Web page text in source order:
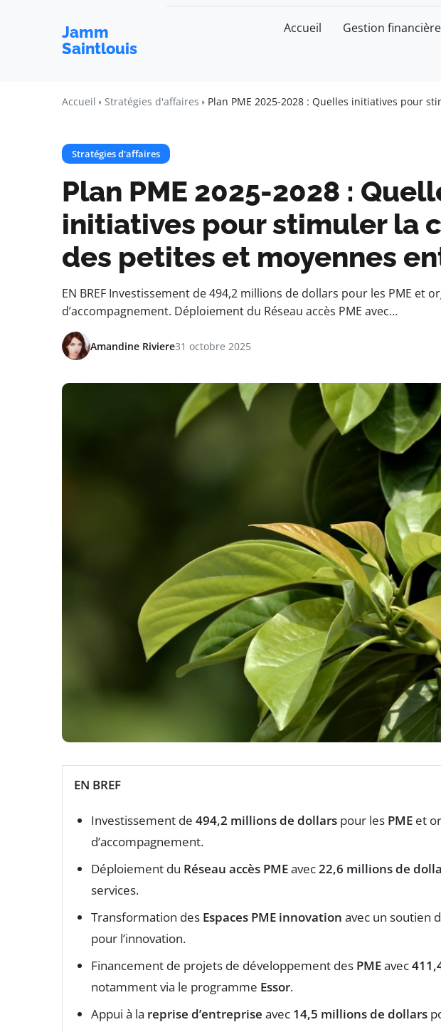
Jamm
Saintlouis
Accueil Gestion financière
Accueil Stratégies d'affaires Plan PME 2025-2028 : Quelles initiatives pour
Stratégies d'affaires
Plan PME 2025-2028 :
initiatives pour stimuler la
des petites et moyennes
EN BREF Investissement de 494,2 millions de dollars pour les PME et
d’accompagnement. Déploiement du Réseau accès PME avec…
Amandine Riviere31 octobre 2025
EN BREF
Investissement de 494,2 millions de dollars pour les PME et
d’accompagnement.
Déploiement du Réseau accès PMEavec22,6 millions de
services.
Transformation des Espaces PME innovation avec un soutien
pour l’innovation.
Financement de projets de développement des PMEavec
notamment via le programme Essor.
Appui à la reprise d’entreprise avec 14,5 millions de dollars